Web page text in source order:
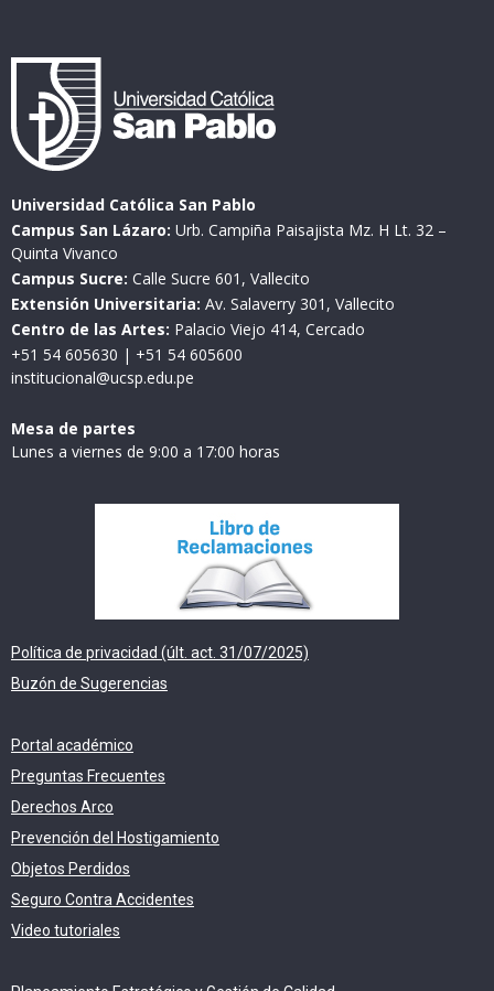
Universidad Católica San Pablo
Campus San Lázaro: Urb. Campiña Paisajista Mz. H Lt. 32 –
Quinta Vivanco
Campus Sucre: Calle Sucre 601, Vallecito
Extensión Universitaria: Av. Salaverry 301, Vallecito
Centro de las Artes: Palacio Viejo 414, Cercado
+51 54 605630 | +51 54 605600
institucional@ucsp.edu.pe
Mesa de partes
Lunes a viernes de 9:00 a 17:00 horas
Política de privacidad (últ. act. 31/07/2025)
Buzón de Sugerencias
Portal académico
Preguntas Frecuentes
Derechos Arco
Prevención del Hostigamiento
Objetos Perdidos
Seguro Contra Accidentes
Video tutoriales